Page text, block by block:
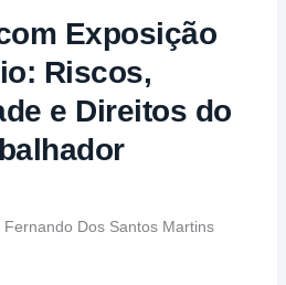
Exposição
Riscos,
e Direitos do
Fernando Dos Santos Martins